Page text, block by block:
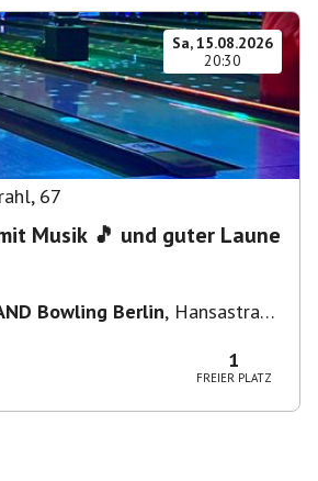
Sa, 15.08.2026
20:30
, 67
Musik 🎵 und guter Laune
Bowling Berlin, Hansastraße
1
FREIER PLATZ